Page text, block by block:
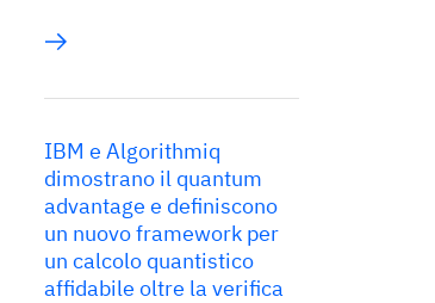
IBM e Algorithmiq
dimostrano il quantum
advantage e definiscono
un nuovo framework per
un calcolo quantistico
affidabile oltre la verifica